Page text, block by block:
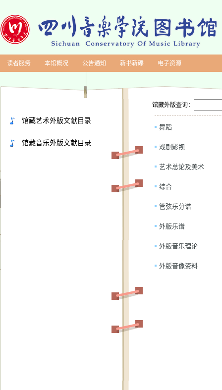
读者服务 本馆概况 公告通知 新书新碟 电子资源
馆藏艺术外版文献目录
馆藏音乐外版文献目录
馆藏外版查询：
舞蹈
戏剧影视
艺术总论及美术
综合
管弦乐分谱
外版乐谱
外版音乐理论
外版音像资料